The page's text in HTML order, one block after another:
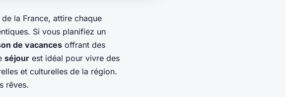
la France, attire chaque
Si vous planifiez un
de vacances offrant des
séjour est idéal pour vivre des
et culturelles de la région.
rêves.